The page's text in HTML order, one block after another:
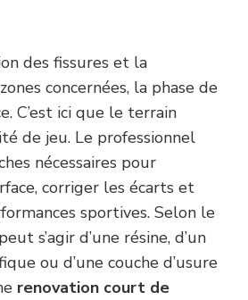
des fissures et la
concernées, la phase de
C’est ici que le terrain
de jeu. Le professionnel
nécessaires pour
corriger les écarts et
sportives. Selon le
s’agir d’une résine, d’un
ou d’une couche d’usure
renovation court de